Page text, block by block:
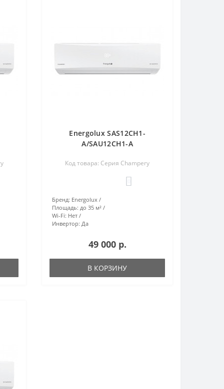
Energolux SAS12CH1-
A/SAU12CH1-A
Код товара: Серия Champery
Бренд: Energolux
Площадь: до 35 м²
Wi-Fi: Нет
Инвертор: Да
49 000 р.
В КОРЗИНУ